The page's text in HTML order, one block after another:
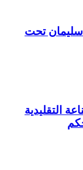
سليمان تحت
التقليدية